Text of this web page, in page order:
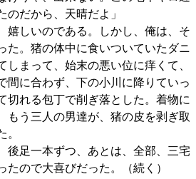
のだから、天晴だよ」
嬉しいのである。しかし、俺は、そ
た。猪の体中に食いついていたダニ
しまって、始末の悪い位に痒くて、
間に合わず、下の小川に降りていっ
切れる包丁で削ぎ落とした。着物に
もう三人の男達が、猪の皮を剥ぎ取
。
後足一本ずつ、あとは、全部、三宅
たので大喜びだった。（続く）